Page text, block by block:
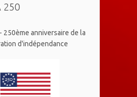
250
250ème anniversaire de la
d'indépendance